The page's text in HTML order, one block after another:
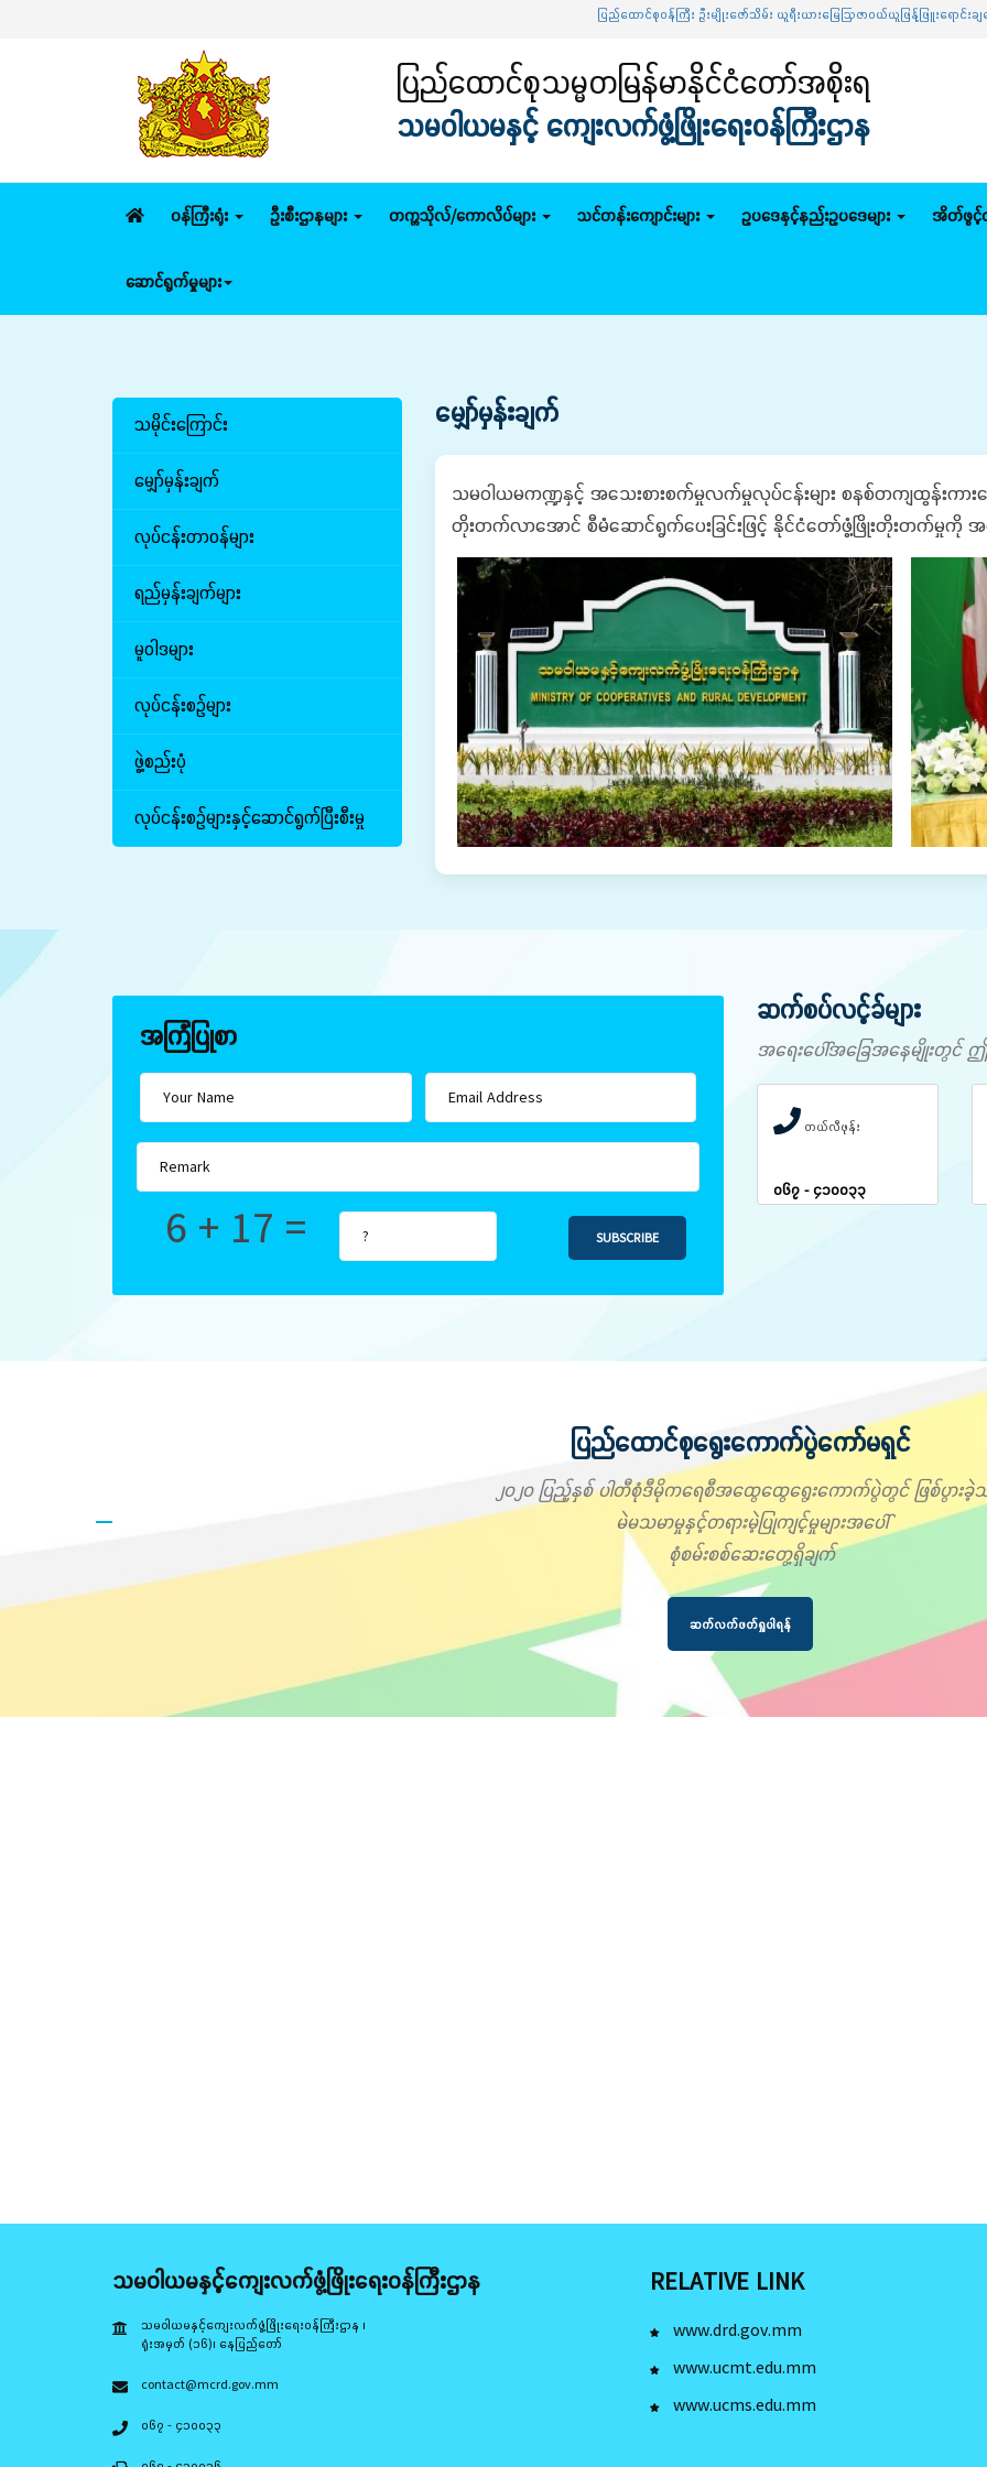
ပြည်ထောင်စုဝန်ကြီး ဦးမျိုးဇော်သိမ်း ယူရီးယားမြေဩဇာဝယ်ယူဖြန့်ဖြူးရောင်းချရေ
ပြည်ထောင်စုသမ္မတမြန်မာနိုင်ငံတော်အစိုးရ
သမဝါယမနှင့် ကျေးလက်ဖွံ့ဖြိုးရေးဝန်ကြီးဌာန
ဝန်ကြီးရုံး ဦးစီးဌာနများ တက္ကသိုလ်/ကောလိပ်များ သင်တန်းကျောင်းများ ဥပဒေနှင့်နည်းဥပဒေများ အိတ်ဖွင့်တ
ဆောင်ရွက်မှုများ
သမိုင်းကြောင်း
မျှော်မှန်းချက်
လုပ်ငန်းတာဝန်များ
ရည်မှန်းချက်များ
မူဝါဒများ
လုပ်ငန်းစဉ်များ
ဖွဲ့စည်းပုံ
လုပ်ငန်းစဉ်များနှင့်ဆောင်ရွက်ပြီးစီးမှု
မျှော်မှန်းချက်
သမဝါယမကဏ္ဍနှင့် အသေးစားစက်မှုလက်မှုလုပ်ငန်းများ စနစ်တကျထွန်းကား
တိုးတက်လာအောင် စီမံဆောင်ရွက်ပေးခြင်းဖြင့် နိုင်ငံတော်ဖွံ့ဖြိုးတိုးတက်မှုကို
အကြံပြုစာ
6 + 17 = SUBSCRIBE
ဆက်စပ်လင့်ခ်များ
အရေးပေါ်အခြေအနေမျိုးတွင် ဤ
တယ်လီဖုန်း
၀၆၇ - ၄၁၀၀၃၃
ပြည်ထောင်စုရွေးကောက်ပွဲကော်မရှင်
၂၀၂၀ ပြည့်နှစ် ပါတီစုံဒီမိုကရေစီအထွေထွေရွေးကောက်ပွဲတွင် ဖြစ်ပွား
မဲမသမာမှုနှင့်တရားမဲ့ပြုကျင့်မှုများအပေါ်
စုံစမ်းစစ်ဆေးတွေ့ရှိချက်
ဆက်လက်ဖတ်ရှုပါရန်
သမဝါယမနှင့်ကျေးလက်ဖွံ့ဖြိုးရေးဝန်ကြီးဌာန
သမဝါယမနှင့်ကျေးလက်ဖွံ့ဖြိုးရေးဝန်ကြီးဌာန ၊
ရုံးအမှတ် (၁၆)၊ နေပြည်တော်
contact@mcrd.gov.mm
၀၆၇ - ၄၁၀၀၃၃
RELATIVE LINK
www.drd.gov.mm
www.ucmt.edu.mm
www.ucms.edu.mm